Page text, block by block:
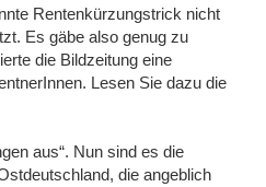
Rentenkürzungstrick nicht
Es gäbe also genug zu
die Bildzeitung eine
Lesen Sie dazu die
aus“. Nun sind es die
die angeblich